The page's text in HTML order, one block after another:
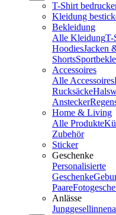
T-Shirt
Kleidung
Bekleidung
Alle KleidungT-
HoodiesJacken
Shorts
Accessoires
Alle Accessoires
Rucksäcke
Anstecker
Home & Living
Alle Produkte
Zubehör
Sticker
Geschenke
Personalisierte
Geschenke
Paare
Anlässe